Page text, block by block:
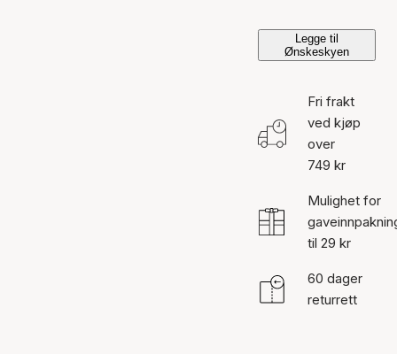
Legge til
Ønskeskyen
Fri frakt
ved kjøp
over
749 kr
Mulighet for
til 29 kr
60 dager
returrett